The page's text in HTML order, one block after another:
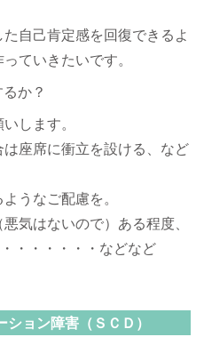
自己肯定感を回復できるよ
ていきたいです。
か？
します。
は座席に衝立を設ける、など
うなご配慮を。
気はないので）ある程度、
・・・・・・などなど
ョン障害（ＳＣＤ）